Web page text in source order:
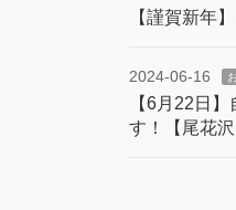
【謹賀新年
2024-06-16
【6月22日
す！【尾花